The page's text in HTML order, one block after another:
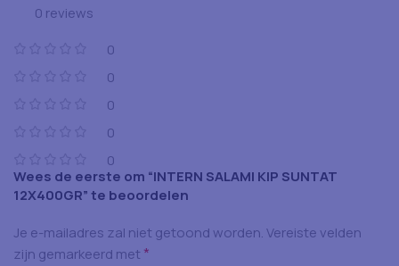
0 reviews
0
0
0
0
0
Wees de eerste om “INTERN SALAMI KIP SUNTAT
12X400GR” te beoordelen
Je e-mailadres zal niet getoond worden.Vereiste velden
zijn gemarkeerd met *